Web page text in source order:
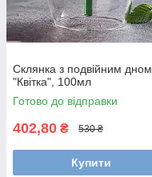
Склянка з подвійним дном
"Квітка", 100мл
Готово до відправки
402,80 ₴ 530 ₴
Купити